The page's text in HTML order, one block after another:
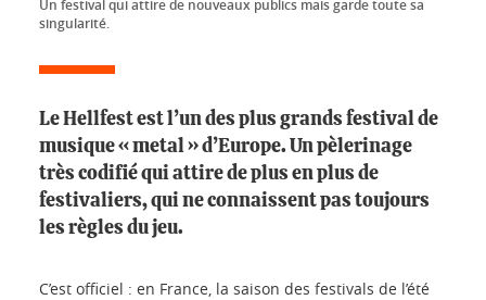
Un festival qui attire de nouveaux publics mais garde toute sa
singularité.
Le Hellfest est l’un des plus grands festival de
musique « metal » d’Europe. Un pèlerinage
très codifié qui attire de plus en plus de
festivaliers, qui ne connaissent pas toujours
les règles du jeu.
C’est officiel : en France, la saison des festivals de l’été